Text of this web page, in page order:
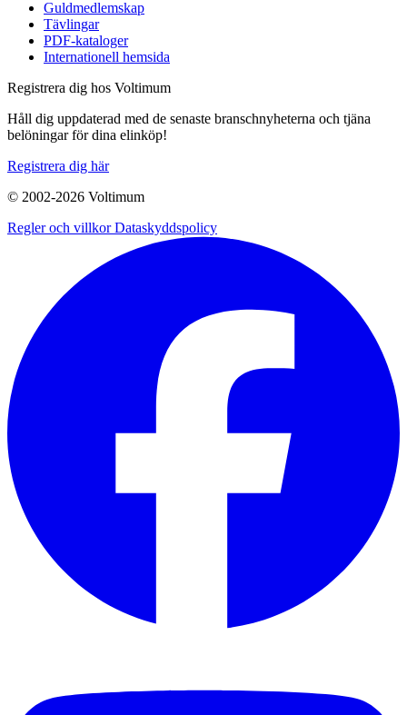
Guldmedlemskap
Tävlingar
PDF-kataloger
Internationell hemsida
Registrera dig hos Voltimum
Håll dig uppdaterad med de senaste branschnyheterna och tjäna
belöningar för dina elinköp!
Registrera dig här
© 2002-2026 Voltimum
Regler och villkorDataskyddspolicy